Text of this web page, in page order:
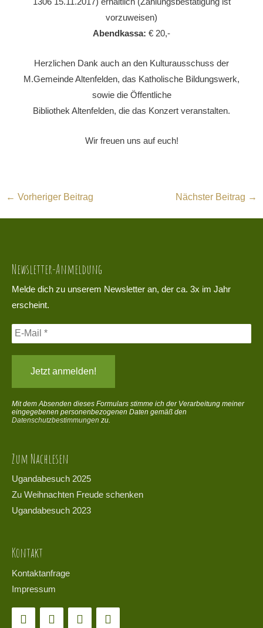
vorzuweisen)
Abendkassa: € 20,-
Herzlichen Dank auch an den Kulturausschuss der
M.Gemeinde Altenfelden, das Katholische Bildungswerk,
sowie die Öffentliche
Bibliothek Altenfelden, die das Konzert veranstalten.
Wir freuen uns auf euch!
← Vorheriger Beitrag Nächster Beitrag →
Newsletter-Anmeldung
Melde dich zu unserem Newsletter an, der ca. 3x im Jahr
erscheint.
Mit dem Absenden dieses Formulars stimme ich der Verarbeitung meiner
eingegebenen personenbezogenen Daten gemäß den
Datenschutzbestimmungen zu.
Zum Nachlesen
Ugandabesuch 2025
Zu Weihnachten Freude schenken
Ugandabesuch 2023
Kontakt
Kontaktanfrage
Impressum